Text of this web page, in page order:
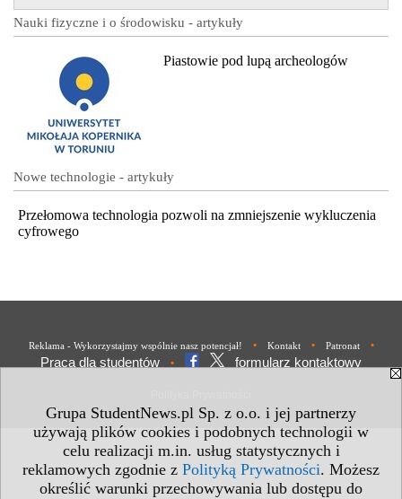
Grupa StudentNews.pl Sp. z o.o. i jej partnerzy
używają plików cookies i podobnych technologii w
celu realizacji m.in. usług statystycznych i
reklamowych zgodnie z Polityką Prywatności. Możesz
określić warunki przechowywania lub dostępu do
Nauki fizyczne i o środowisku - artykuły
Piastowie pod lupą archeologów
Nowe technologie - artykuły
Przełomowa technologia pozwoli na zmniejszenie wykluczenia
cyfrowego
Reklama - Wykorzystajmy wspólnie nasz potencjał! • Kontakt • Patronat •
Praca dla studentów • formularz kontaktowy